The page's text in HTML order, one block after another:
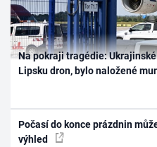
Na pokraji tragédie:
Lipsku dron, bylo naložené
Počasí do konce prázdnin
výhled